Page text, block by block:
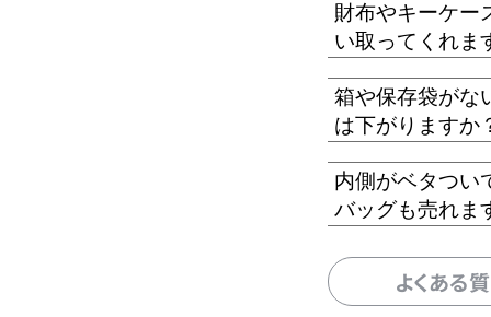
財布やキーケー
い取ってくれま
箱や保存袋がな
は下がりますか
内側がベタつい
バッグも売れま
よくある